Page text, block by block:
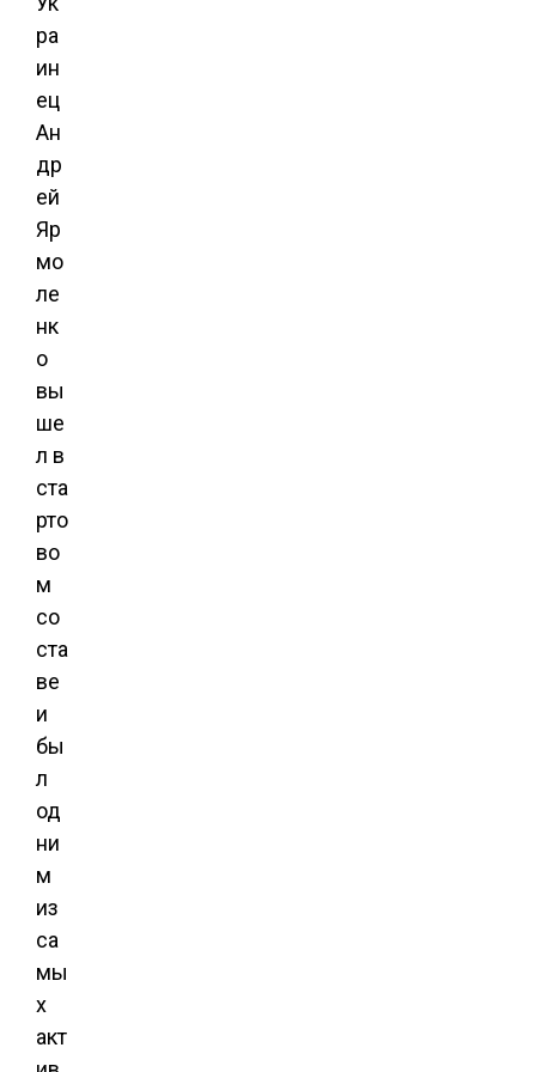
ра
ин
ец
Ан
др
ей
Яр
мо
ле
нк
о
вы
ше
л в
ста
рто
во
м
со
ста
ве
и
бы
л
од
ни
м
из
са
мы
х
акт